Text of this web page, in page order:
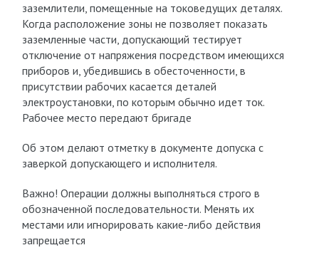
заземлители, помещенные на токоведущих деталях.
Когда расположение зоны не позволяет показать
заземленные части, допускающий тестирует
отключение от напряжения посредством имеющихся
приборов и, убедившись в обесточенности, в
присутствии рабочих касается деталей
электроустановки, по которым обычно идет ток.
Рабочее место передают бригаде
Об этом делают отметку в документе допуска с
заверкой допускающего и исполнителя.
Важно! Операции должны выполняться строго в
обозначенной последовательности. Менять их
местами или игнорировать какие-либо действия
запрещается